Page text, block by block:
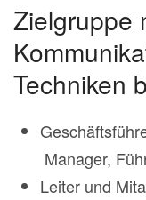
Zielgruppe
Techniken
Manager,
Leiter und